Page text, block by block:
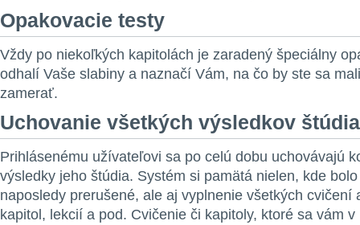
Opakovacie testy
Vždy po niekoľkých kapitolách je zaradený špeciálny
odhalí Vaše slabiny a naznačí Vám, na čo by ste sa
zamerať.
Uchovanie všetkých výsledkov štúdia
Prihlásenému užívateľovi sa po celú dobu uchovávajú
výsledky jeho štúdia. Systém si pamätá nielen, kde
naposledy prerušené, ale aj vyplnenie všetkých cvičení
kapitol, lekcií a pod. Cvičenie či kapitoly, ktoré sa vám v